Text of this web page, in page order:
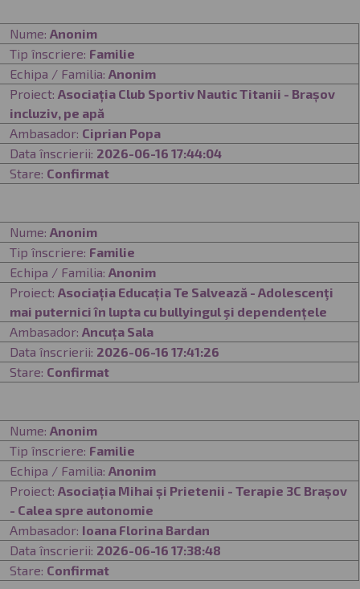
Nume: Anonim
Tip înscriere: Familie
Echipa / Familia: Anonim
Proiect: Asociația Club Sportiv Nautic Titanii - Brașov
incluziv, pe apă
Ambasador: Ciprian Popa
Data înscrierii: 2026-06-16 17:44:04
Stare: Confirmat
Nume: Anonim
Tip înscriere: Familie
Echipa / Familia: Anonim
Proiect: Asociația Educația Te Salvează - Adolescenţi
mai puternici în lupta cu bullyingul şi dependențele
Ambasador: Ancuța Sala
Data înscrierii: 2026-06-16 17:41:26
Stare: Confirmat
Nume: Anonim
Tip înscriere: Familie
Echipa / Familia: Anonim
Proiect: Asociația Mihai și Prietenii - Terapie 3C Brașov
- Calea spre autonomie
Ambasador: Ioana Florina Bardan
Data înscrierii: 2026-06-16 17:38:48
Stare: Confirmat